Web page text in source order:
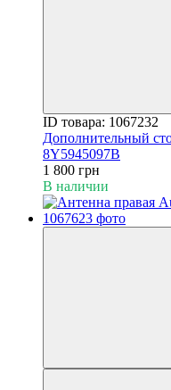
ID товара: 1067232
Дополнительный
8Y5945097B
1 800 грн
В наличии